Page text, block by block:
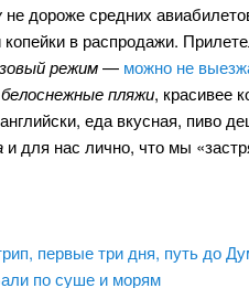
не дороже средних
в распродажи.
режим— можно не
белоснежные пляжи, красивее
еда вкусная, пиво
и для нас лично, что мы
первые три дня, путь до
по суше и морям